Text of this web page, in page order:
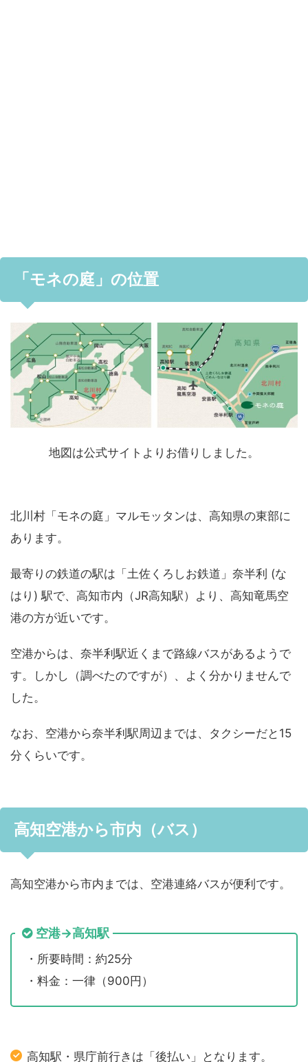
「モネの庭」の位置
地図は公式サイトよりお借りしました。
北川村「モネの庭」マルモッタンは、高知県の東部に
あります。
最寄りの鉄道の駅は「土佐くろしお鉄道」奈半利 (な
はり) 駅で、高知市内（JR高知駅）より、高知竜馬空
港の方が近いです。
空港からは、奈半利駅近くまで路線バスがあるようで
す。しかし（調べたのですが）、よく分かりませんで
した。
なお、空港から奈半利駅周辺までは、タクシーだと15
分くらいです。
高知空港から市内（バス）
高知空港から市内までは、空港連絡バスが便利です。
空港→高知駅
・所要時間：約25分
・料金：一律（900円）
高知駅・県庁前行きは「後払い」となります。